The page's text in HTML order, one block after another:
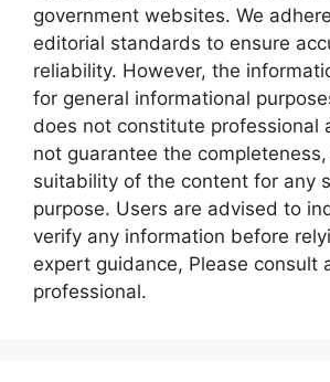
government websites. We
editorial standards to ensure
reliability. However, the
for general informational
does not constitute professional
not guarantee the
suitability of the content for any
purpose. Users are advised to
verify any information before
expert guidance, Please consult
professional.